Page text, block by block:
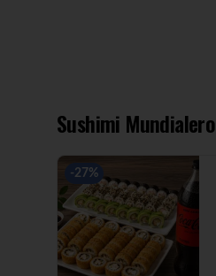
Sushimi Mundialero
-27%